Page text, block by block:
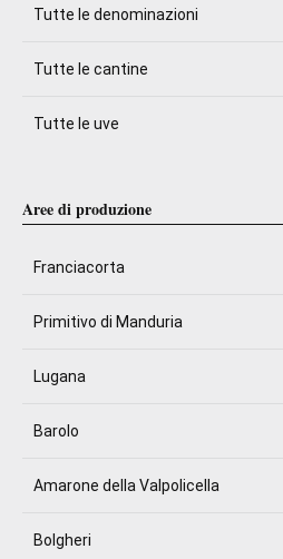
Tutte le denominazioni
Tutte le cantine
Tutte le uve
Aree di produzione
Franciacorta
Primitivo di Manduria
Lugana
Barolo
Amarone della Valpolicella
Bolgheri